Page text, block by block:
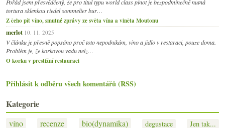
Pořád jsem přesvědčený, že pro titul typu world class pinot je bezpodmínečně nutná
tortura sklenkou riedel sommelier bur…
Z čeho pít víno, smutné zprávy ze světa vína a viněta Moutonu
merlot 10. 11. 2025
V článku je přesně popsáno proč toto nepodnikám, víno a jídlo v restaraci, pouze doma.
Problém je, že korkovou vadu nelz…
O korku v prestižní restauraci
Přihlásit k odběru všech komentářů (RSS)
Kategorie
víno recenze bio(dynamika) degustace Jen tak...